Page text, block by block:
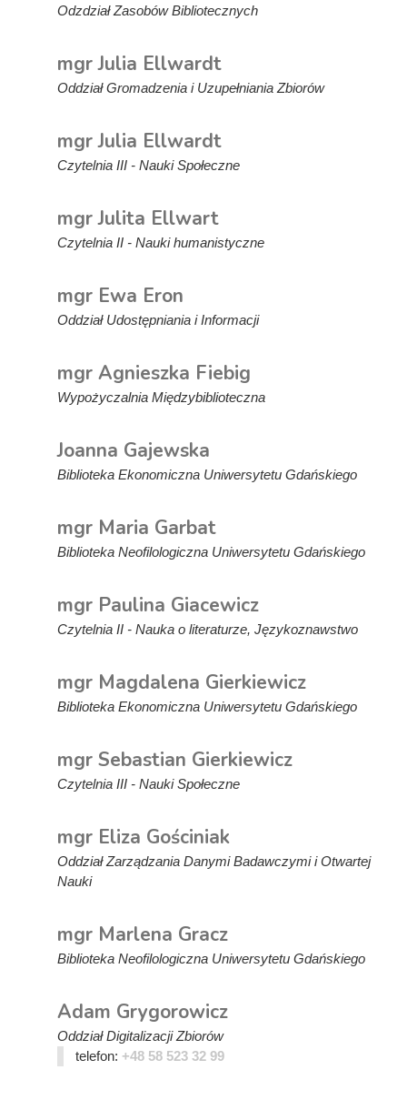
Odzdział Zasobów Bibliotecznych
mgr Julia Ellwardt
Oddział Gromadzenia i Uzupełniania Zbiorów
mgr Julia Ellwardt
Czytelnia III - Nauki Społeczne
mgr Julita Ellwart
Czytelnia II - Nauki humanistyczne
mgr Ewa Eron
Oddział Udostępniania i Informacji
mgr Agnieszka Fiebig
Wypożyczalnia Międzybiblioteczna
Joanna Gajewska
Biblioteka Ekonomiczna Uniwersytetu Gdańskiego
mgr Maria Garbat
Biblioteka Neofilologiczna Uniwersytetu Gdańskiego
mgr Paulina Giacewicz
Czytelnia II - Nauka o literaturze, Językoznawstwo
mgr Magdalena Gierkiewicz
Biblioteka Ekonomiczna Uniwersytetu Gdańskiego
mgr Sebastian Gierkiewicz
Czytelnia III - Nauki Społeczne
mgr Eliza Gościniak
Oddział Zarządzania Danymi Badawczymi i Otwartej
Nauki
mgr Marlena Gracz
Biblioteka Neofilologiczna Uniwersytetu Gdańskiego
Adam Grygorowicz
Oddział Digitalizacji Zbiorów
telefon: +48 58 523 32 99